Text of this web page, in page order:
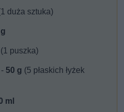
duża sztuka)
g
(1 puszka)
50 g (5 płaskich łyżek
ml